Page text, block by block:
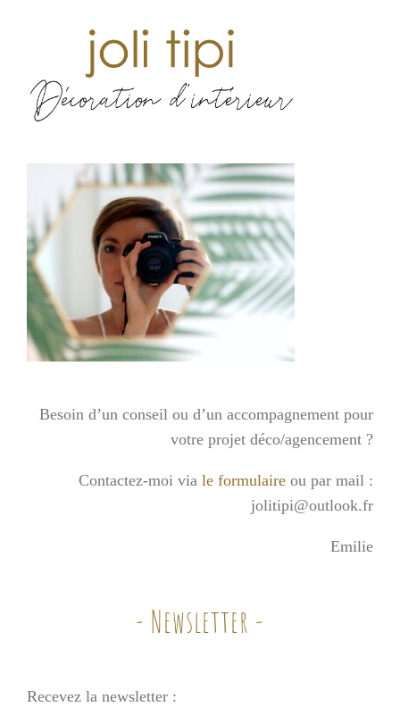
Besoin d’un conseil ou d’un accompagnement pour
votre projet déco/agencement ?
Contactez-moi via le formulaire ou par mail :
jolitipi@outlook.fr
Emilie
- Newsletter -
Recevez la newsletter :